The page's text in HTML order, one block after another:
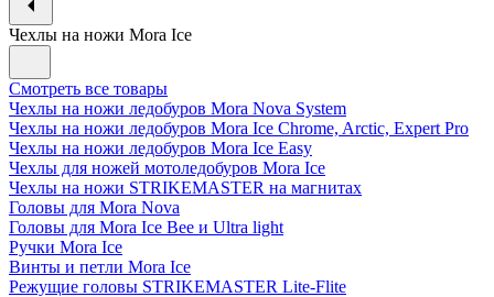
Чехлы на ножи Mora Ice
Смотреть все товары
Чехлы на ножи ледобуров Mora Nova System
Чехлы на ножи ледобуров Mora Ice Chrome, Arctic, Expert Pro
Чехлы на ножи ледобуров Mora Ice Easy
Чехлы для ножей мотоледобуров Mora Ice
Чехлы на ножи STRIKEMASTER на магнитах
Головы для Mora Nova
Головы для Mora Ice Bee и Ultra light
Ручки Mora Ice
Винты и петли Mora Ice
Режущие головы STRIKEMASTER Lite-Flite